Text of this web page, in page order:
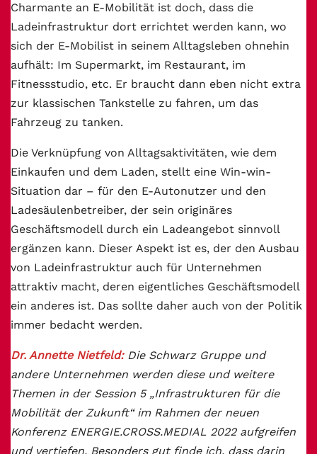
Charmante an E-Mobilität ist doch, dass die
Ladeinfrastruktur dort errichtet werden kann, wo
sich der E-Mobilist in seinem Alltagsleben ohnehin
aufhält: Im Supermarkt, im Restaurant, im
Fitnessstudio, etc. Er braucht dann eben nicht extra
zur klassischen Tankstelle zu fahren, um das
Fahrzeug zu tanken.
Die Verknüpfung von Alltagsaktivitäten, wie dem
Einkaufen und dem Laden, stellt eine Win-win-
Situation dar – für den E-Autonutzer und den
Ladesäulenbetreiber, der sein originäres
Geschäftsmodell durch ein Ladeangebot sinnvoll
ergänzen kann. Dieser Aspekt ist es, der den Ausbau
von Ladeinfrastruktur auch für Unternehmen
attraktiv macht, deren eigentliches Geschäftsmodell
ein anderes ist. Das sollte daher auch von der Politik
immer bedacht werden.
Dr. Annette Nietfeld: Die Schwarz Gruppe und
andere Unternehmen werden diese und weitere
Themen in der Session 5 „Infrastrukturen für die
Mobilität der Zukunft“ im Rahmen der neuen
Konferenz ENERGIE.CROSS.MEDIAL 2022 aufgreifen
und vertiefen. Besonders gut finde ich, dass darin